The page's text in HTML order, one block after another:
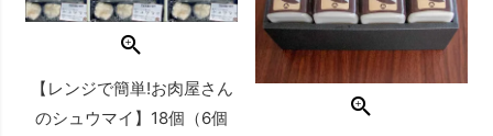
【レンジで簡単!お肉屋さん
のシュウマイ】18個（6個